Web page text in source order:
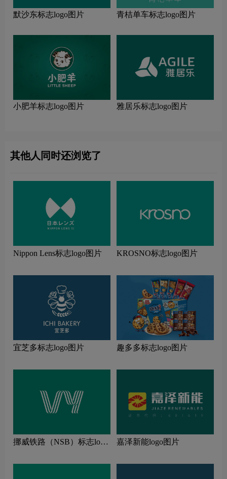
默沙东标志logo图片 青桔单车标志logo图片
小肥羊标志logo图片 雅居乐标志logo图片
其他人同时还浏览了
Nippon Lens标志logo图片 KROSNO标志logo图片
宜芝多标志logo图片 趣多多标志logo图片
挪威铁路（NSB）标志logo
嘉泽新能logo图片